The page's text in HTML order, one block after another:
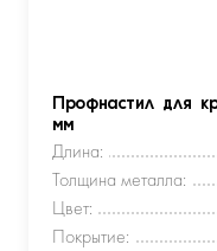
Профнастил для
мм
Длина:
Толщина металла:
Цвет:
Покрытие: